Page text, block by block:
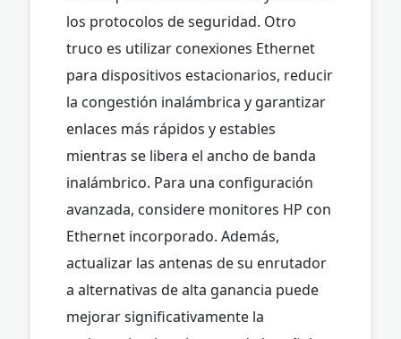
los protocolos de seguridad. Otro
truco es utilizar conexiones Ethernet
para dispositivos estacionarios, reducir
la congestión inalámbrica y garantizar
enlaces más rápidos y estables
mientras se libera el ancho de banda
inalámbrico. Para una configuración
avanzada, considere monitores HP con
Ethernet incorporado. Además,
actualizar las antenas de su enrutador
a alternativas de alta ganancia puede
mejorar significativamente la